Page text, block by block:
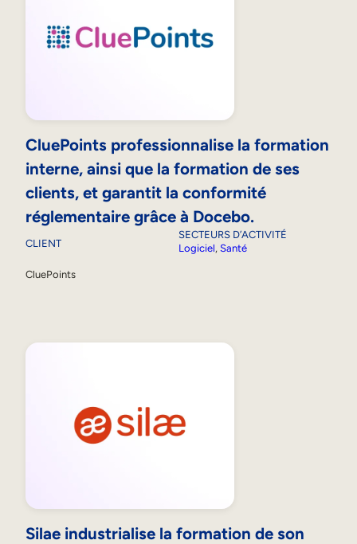
CluePoints professionnalise la formation
interne, ainsi que la formation de ses
clients, et garantit la conformité
réglementaire grâce à Docebo.
CLIENT
CluePoints
SECTEURS D’ACTIVITÉ
Logiciel, Santé
Silae industrialise la formation de son